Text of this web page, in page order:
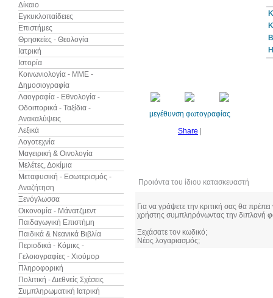
Δίκαιο
Εγκυκλοπαίδειες
Επιστήμες
Θρησκείες - Θεολογία
Ιατρική
Ιστορία
Κοινωνιολογία - ΜΜΕ -
Δημοσιογραφία
Λαογραφία - Εθνολογία -
Οδοιπορικά - Ταξίδια -
Ανακαλύψεις
Λεξικά
Λογοτεχνία
Μαγειρική & Οινολογία
Μελέτες, Δοκίμια
Μεταφυσική - Εσωτερισμός -
Αναζήτηση
Ξενόγλωσσα
Οικονομία - Μάνατζμεντ
Παιδαγωγική Επιστήμη
Παιδικά & Νεανικά Βιβλία
Περιοδικά - Κόμικς -
Γελοιογραφίες - Χιούμορ
Πληροφορική
Πολιτική - Διεθνείς Σχέσεις
Συμπληρωματική Ιατρική
μεγέθυνση φωτογραφίας
Share
Προιόντα του ίδιου κατασκευαστή
Για να γράψετε την κριτική σας θα
χρήστης συμπληρόνωντας την διπλανή
Ξεχάσατε τον κωδικό;
Νέος λογαριασμός;